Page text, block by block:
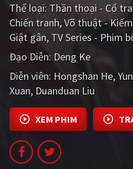
PHIM MỚI
PHIM BỘ
PHIM LẺ
PHIM CHIẾU RẠP
TUYỂN TẬP PHIM
BLOG
Thể loại: Thần thoại - Cổ
Chiến tranh Võ thuật -
Giật gân TV Series - Phim
Đạo Diễn: Deng Ke
Diễn viên: Hongshan He
Xuan Duanduan Liu
XEM PHIM